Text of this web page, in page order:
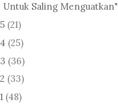
Untuk Saling Menguatkan"
(21)
(25)
(36)
(33)
(48)